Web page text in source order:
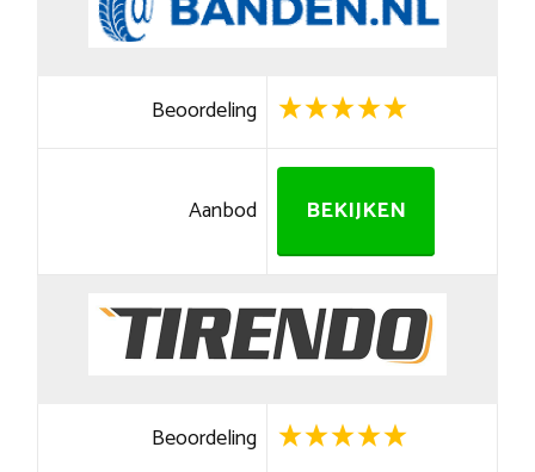
Beoordeling
Aanbod BEKIJKEN
Beoordeling